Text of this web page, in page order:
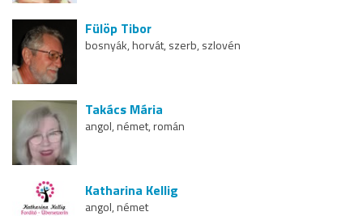
Fülöp Tibor
bosnyák, horvát, szerb, szlovén
Takács Mária
angol, német, román
Katharina Kellig
angol, német